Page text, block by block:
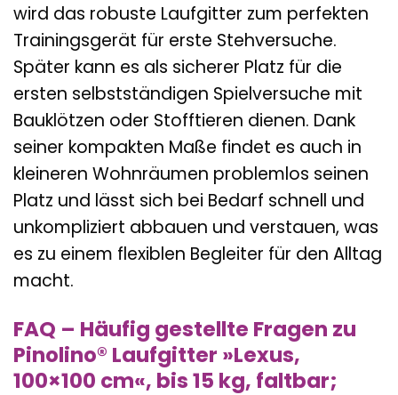
wird das robuste Laufgitter zum perfekten
Trainingsgerät für erste Stehversuche.
Später kann es als sicherer Platz für die
ersten selbstständigen Spielversuche mit
Bauklötzen oder Stofftieren dienen. Dank
seiner kompakten Maße findet es auch in
kleineren Wohnräumen problemlos seinen
Platz und lässt sich bei Bedarf schnell und
unkompliziert abbauen und verstauen, was
es zu einem flexiblen Begleiter für den Alltag
macht.
FAQ – Häufig gestellte Fragen zu
Pinolino® Laufgitter »Lexus,
100×100 cm«, bis 15 kg, faltbar;